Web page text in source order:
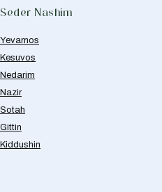
Seder Nashim
Yevamos
Kesuvos
Nedarim
Nazir
Sotah
Gittin
Kiddushin